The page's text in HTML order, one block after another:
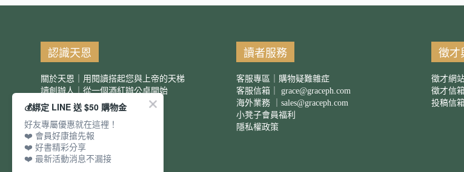
認識天恩
關於天恩｜用閱讀搭起您與上帝的天梯
讀創辦人｜從一個酒紅辦公桌開始
服務項目｜團購優惠
讀者服務
客服專區｜購物疑難雜症
客服信箱｜ grace@graceph.com
海外業務 ｜ sales@graceph.com
小凳子會員福利
隱私權政策
徵才
徵才網
徵才信
投稿信
💰綁定 LINE 送 $50 購物金
好友專屬優惠就在這裡！
❤️ 會員好康搶先報
❤️ 好書精彩分享
❤️ 最新活動消息不漏接